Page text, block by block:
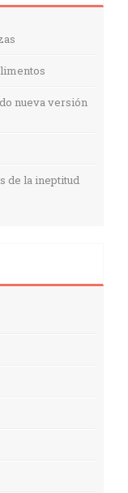
nueva versión
de la ineptitud